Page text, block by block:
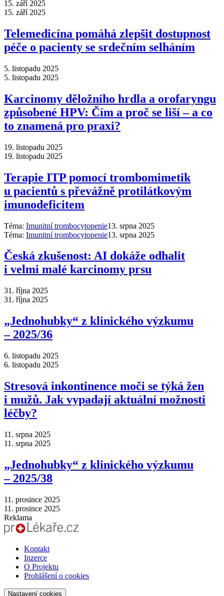
15. září 2025
15. září 2025
Telemedicína pomáhá zlepšit dostupnost
péče o pacienty se srdečním selháním
5. listopadu 2025
5. listopadu 2025
Karcinomy děložního hrdla a orofaryngu
způsobené HPV: Čím a proč se liší –⁠ a co
to znamená pro praxi?
19. listopadu 2025
19. listopadu 2025
Terapie ITP pomocí trombomimetik
u pacientů s převážně protilátkovým
imunodeficitem
Téma: Imunitní trombocytopenie13. srpna 2025
Téma: Imunitní trombocytopenie13. srpna 2025
Česká zkušenost: AI dokáže odhalit
i velmi malé karcinomy prsu
31. října 2025
31. října 2025
„Jednohubky“ z klinického výzkumu
–⁠ 2025/36
6. listopadu 2025
6. listopadu 2025
Stresová inkontinence moči se týká žen
i mužů. Jak vypadají aktuální možnosti
léčby?
11. srpna 2025
11. srpna 2025
„Jednohubky“ z klinického výzkumu
–⁠ 2025/38
11. prosince 2025
11. prosince 2025
Reklama
Kontakt
Inzerce
O Projektu
Prohlášení o cookies
Nastavení cookies